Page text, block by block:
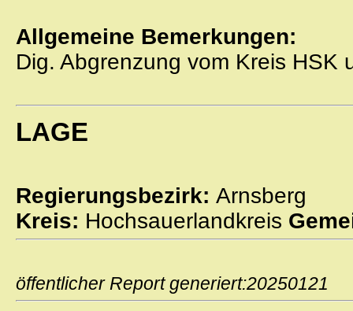
Allgemeine Bemerkungen:
Dig. Abgrenzung vom Kreis HSK
LAGE
Regierungsbezirk: Arnsberg
Kreis: Hochsauerlandkreis
öffentlicher Report